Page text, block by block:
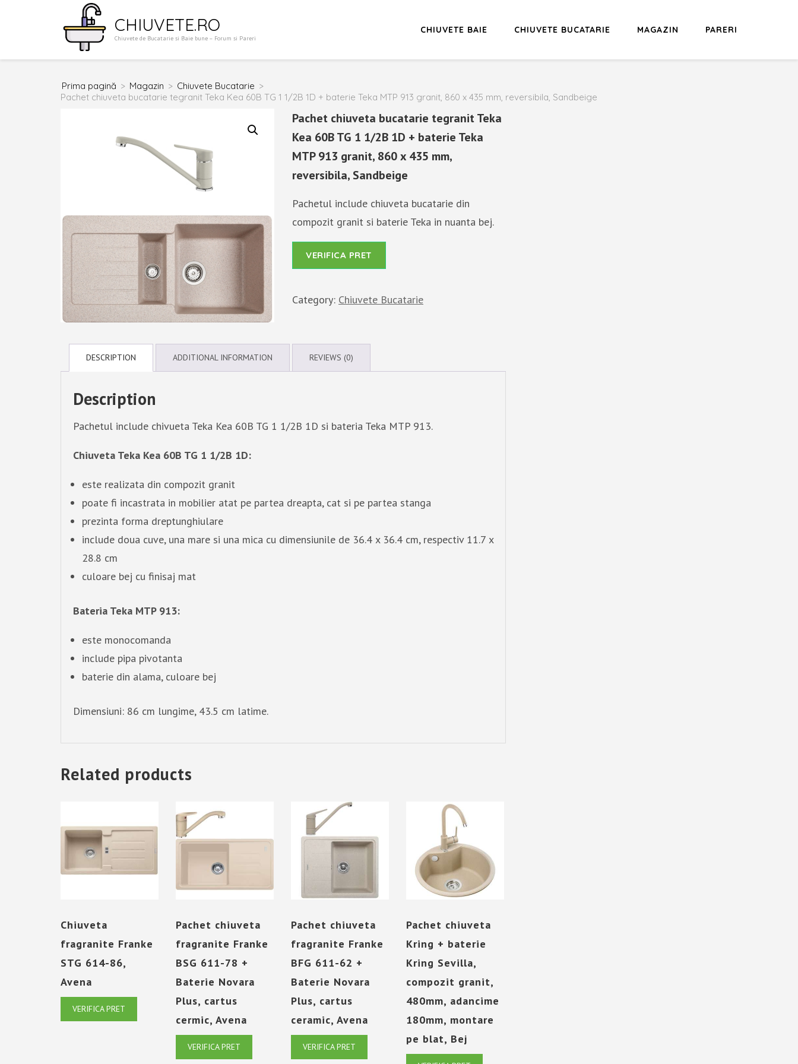
(apasă
CHIUVETE.RO
Chiuvete de Bucatarie si Baie bune – Forum si Pareri
CHIUVETE BAIE CHIUVETE BUCATARIE MAGAZIN PARERI
Prima pagină > Magazin > Chiuvete Bucatarie >
Pachet chiuveta bucatarie tegranit Teka Kea 60B TG 1 1/2B 1D + baterie Teka MTP 913 granit, 860 x 435 mm, reversibila, Sandbeige
Pachet chiuveta bucatarie tegranit Teka
Kea 60B TG 1 1/2B 1D + baterie Teka
MTP 913 granit, 860 x 435 mm,
reversibila, Sandbeige
Pachetul include chiuveta bucatarie din
compozit granit si baterie Teka in nuanta bej.
VERIFICA PRET
Category: Chiuvete Bucatarie
DESCRIPTION ADDITIONAL INFORMATION REVIEWS (0)
Description
Pachetul include chivueta Teka Kea 60B TG 1 1/2B 1D si bateria Teka MTP 913.
Chiuveta Teka Kea 60B TG 1 1/2B 1D:
este realizata din compozit granit
poate fi incastrata in mobilier atat pe partea dreapta, cat si pe partea stanga
prezinta forma dreptunghiulare
include doua cuve, una mare si una mica cu dimensiunile de 36.4 x 36.4 cm, respectiv 11.7 x
28.8 cm
culoare bej cu finisaj mat
Bateria Teka MTP 913:
este monocomanda
include pipa pivotanta
baterie din alama, culoare bej
Dimensiuni: 86 cm lungime, 43.5 cm latime.
Related products
Chiuveta
fragranite Franke
STG 614-86,
Avena
VERIFICA PRET
Pachet chiuveta
fragranite Franke
BSG 611-78 +
Baterie Novara
Plus, cartus
cermic, Avena
VERIFICA PRET
Pachet chiuveta
fragranite Franke
BFG 611-62 +
Baterie Novara
Plus, cartus
ceramic, Avena
VERIFICA PRET
Pachet chiuveta
Kring + baterie
Kring Sevilla,
compozit granit,
480mm, adancime
180mm, montare
pe blat, Bej